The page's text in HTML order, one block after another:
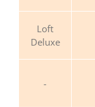
Loft
Deluxe